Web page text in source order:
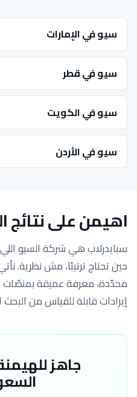
سيو في الإمارات
سيو في قطر
سيو في الكويت
سيو في الأردن
اهيمن على نتائج
سبايدرلاب هي شركة السيو
حين تحتاج ترتيبًا، مش نظرية.
محدّدة، معرفة عميقة بمنصّات
إيرادات قابلة للقياس من